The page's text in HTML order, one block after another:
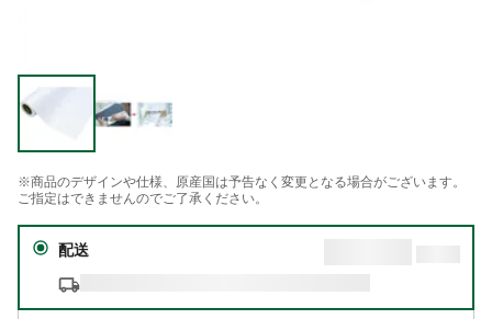
※商品のデザインや仕様、原産国は予告なく変更となる場合がございます。
ご指定はできませんのでご了承ください。
配送